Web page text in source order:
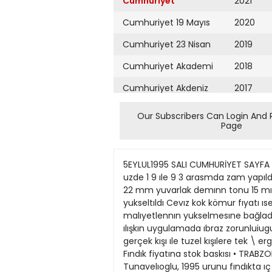
Cumhuriyet 19 Mayıs
Cumhuriyet 23 Nisan
Cumhuriyet Akademi
Cumhuriyet Akdeniz
Cumhuriyet Alışveriş
Cumhuriyet Ankara
Cumhuriyet Büyük
Taaruz
Cumhuriyet
Cumartesi
Cumhuriyet Çevre
2020
2019
2018
2017
2016
2015
2013
2012
2011
2010
2009
Our Subscribers Can Login And
Page
5EYLUL1995 SALI CUMHURİYET SAYFA EKONOMI Kardemir ürünlerine zam • KARABLK(\A)- Kardemır urunlenne dunden ıtıbaren KDV dahıl > uzde 1 9 ıle 9 3 arasmda zam yapıldı Buna gore 8 mm vuvarlak demınn ton fı>atı 15 mıl>on 500 bın 1 ıradan 15 mılyon 800 bın lırava 14-22 mm yuvarlak demınn tonu 15 mılyon lıradan 15 mılyon 500 bıne, profıl demınn tonu ıse 13 mılyon 500 bın lıradan 13 mılyon 7 00 bıne yukseltıldı Cevız kok kömur fıyatı ıse 600 bın lıra arttınldı ve 7 mılyon lıraoldu Kardemır vetkılılen unm fıvatlanndakı artışı elektnk malıyetlennın yukselmesıne bağladılar Tek vergi 31 ekime kaMı • ANKARA(AA)- Gerçek ve tuzel kışılere tek \ ergı numarası venlmesıne ılışkın uygulamada ıbraz zorunluiugu 31 Ekım'e kadar uzatıldı Malıye Bakanı lsmet Attıla, vaptığı vazılı açıklamada, ılgılı kanun gereğı her gerçek kışı ıle tuzel kışılere tek \ ergı numarası venlmesıne ılışkın uvgulamaya 3 Temmuz 1995 tanhınden ıtıbaren başlanıldığinı hatırlattı Fındık fiyatına stok baskısı • TRABZON(\A)- Karadenız Fındık ve Mamullen thracatçılan Bırlıgı(KFMlB) Genel Sekreten Ahmet Tunavelıoglu, 1995 urunu fındıkta ıç ve dış pıyasanın durgun geçmesıne, eskı ürun stoklannın neden oldugunu soy ledı Tunavelıoglu fındıkta de\amlı bır uretım fazlalıgının soz konusu olduğuna dıkkatı çekerek ' Ihraç sezonu geçen doneme gore durgun geçıyor Dışpıvasada alıcılar beklemede Bunun başlıca nedenı geçen vı1dan yapılan stoklardır ' dedı Pancar alımları • A>KARA(\A)- Turkıye Şeker Fabnkalan XŞ venı kampanya donemınde şeker pancan alımlanna başladı Türkıye Şeker Fabnkalan ndan vapılan vazılı açıklamaya gore pancar alımlannda kılogram başına 2 bın 500 lıra fîvat uygulanıyor Pnm ve tazmınatlarla bırlıkte alım fıyatının 2 bın 750 lırayı geçeceğı vurgulanan açıklamada buna gore alım fıyatlannın geçen yılkı 1032 lıralık fıyatın yuzde 16 7 uzennde olduğu belırtıldı Bu arada pancar uretıcılenne bugune kadar 6 tnlyon lıra avans venlırken 20 tnl\on lıralık daha odeme yapılacak Aynca bedel odemelennın geçen yıllardan erken yapılması ıçın çalışmalar da surduruluyor DİTAŞ özelleştirmeye hazır • \NkARA(4NKA)- Denız lşletmecılığı \e Tankercılığı AŞ nın (DtTAŞ) ana sozleşmesı yenıden duzenlenerek şırket özelleştirmeye hazır hale getınldı 30 mılyar lıra sermavelı sirketın vuzde 50 96 oranındakı hıssesı Ozelleştırme ldaresı Başkanlığı na dev redıldı OlB >ırkerte (a) grubu 10 mılvar 500 mılyon (b) grubu 4 mılvar 787 mılyon lıralık hıssevı dev raldı Şırketın tamamı (b) grubu olan genve kalan 14 mılyar 712 mılvon